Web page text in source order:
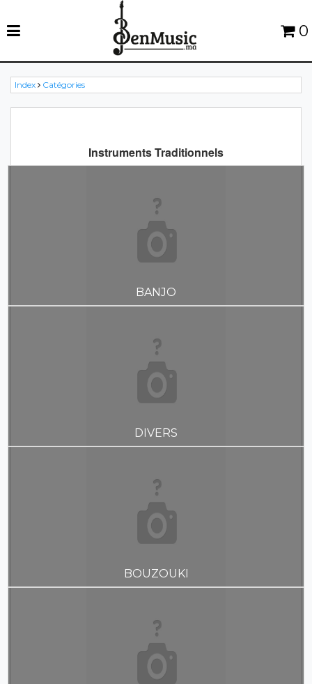
0
Index Catégories
Instruments Traditionnels
BANJO
DIVERS
BOUZOUKI